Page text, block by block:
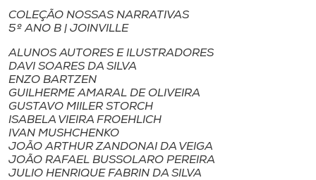
Editora
Rádio
Museu
Unoesc
Store
COLEÇÃO NOSSAS NARRATIVAS
5º ANO B | JOINVILLE
ALUNOS AUTORES E ILUSTRADORES
DAVI SOARES DA SILVA
ENZO BARTZEN
GUILHERME AMARAL DE OLIVEIRA
GUSTAVO MIILER STORCH
ISABELA VIEIRA FROEHLICH
IVAN MUSHCHENKO
JOÃO ARTHUR ZANDONAI DA VEIGA
JOÃO RAFAEL BUSSOLARO PEREIRA
JULIO HENRIQUE FABRIN DA SILVA